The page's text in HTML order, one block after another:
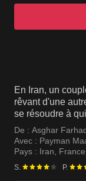
En Iran, un
rêvant d'une
se résoudre à
De : Asghar
Avec : Payman
Pays : Iran France
S. P.